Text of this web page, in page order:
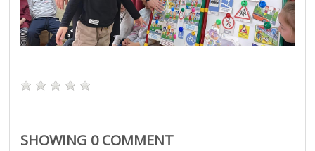
SHOWING 0COMMENT